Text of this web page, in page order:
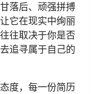
落后、顽强拼搏
它在现实中绚丽
往取决于你是否
追寻属于自己的
度，每一份简历